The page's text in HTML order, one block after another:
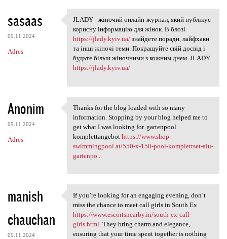
K
o
m
e
a
r
z
e
sasaas
09.11.2024
Adres
JLADY - жіночий онлайн-журнал
JLADY - жіночий онлайн-журнал, який публікує
корисну інформацію для жінок. В блозі
https://jlady.kyiv.ua/знайдете поради, лайфхаки
та інші жіночі теми. Покращуйте свій досвід і
будьте більш жіночними з кожним днем. JLADY
https://jlady.kyiv.ua/
Anonim
09.11.2024
Adres
Thanks for the blog loaded
Thanks for the blog loaded with so many
information. Stopping by your blog helped me to
get what I was looking for. gartenpool
komplettangebot https://www.shop-
swimmingpool.at/550-x-150-pool-komplettset-alu-
gartenpo...
manish
chauchan
09.11.2024
If you’re looking for an
If you’re looking for an engaging evening, don’t
miss the chance to meet call girls in South Ex
https://www.escortsnearby.in/south-ex-call-
girls.html. They bring charm and elegance,
ensuring that your time spent together is nothing